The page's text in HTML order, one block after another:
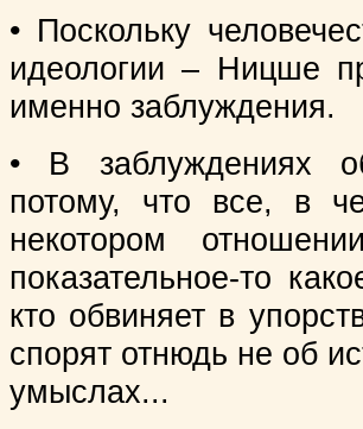
• Поскольку
идеологии – Ницше
именно заблуждения.
• В заблуждениях
потому, что все, в
некотором
показательное-то
кто обвиняет в
спорят отнюдь не об
умыслах...